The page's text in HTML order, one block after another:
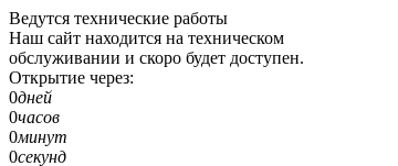
Ведутся технические работы
Наш сайт находится на техническом
обслуживании и скоро будет доступен.
Открытие через:
0дней
0часов
0минут
0секунд